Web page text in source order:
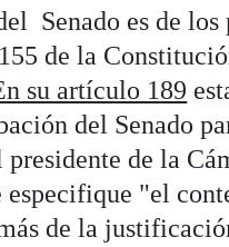
Senado es de
de la
su artículo 189
del Senado
presidente de la
especifique "el
de la